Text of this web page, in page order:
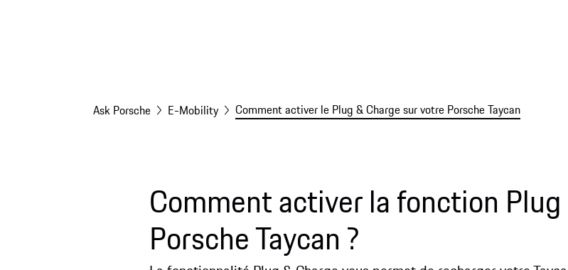
Ask Porsche E-Mobility Comment activer le Plug & Charge sur votre Porsche Taycan
Comment activer la fonction
Porsche Taycan ?